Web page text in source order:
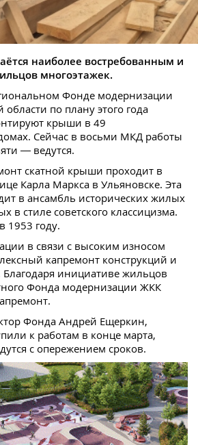
наиболее востребованным и
многоэтажек.
Фонде модернизации
по плану этого года
крыши в 49
Сейчас в восьми МКД работы
— ведутся.
скатной крыши проходит в
Карла Маркса в Ульяновске. Эта
в ансамбль исторических жилых
в стиле советского классицизма.
1953 году.
в связи с высоким износом
капремонт конструкций и
инициативе жильцов
Фонда модернизации ЖКК
Фонда Андрей Ещеркин,
к работам в конце марта,
с опережением сроков.